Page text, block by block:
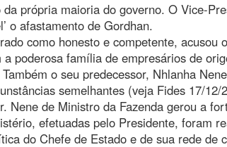
própria maioria do governo. O Vice-
o afastamento de Gordhan.
como honesto e competente, acusou
a poderosa família de empresários de
o seu predecessor, Nhlanha
semelhantes (veja Fides 17/12/
Nene de Ministro da Fazenda gerou a
efetuadas pelo Presidente, foram
do Chefe de Estado e de sua rede de